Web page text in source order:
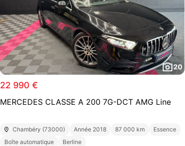
20
22 990 €
MERCEDES CLASSE A 200 7G-DCT AMG Line
Chambéry (73000) Année 2018 87 000 km
Essence
Boîte automatique
Berline